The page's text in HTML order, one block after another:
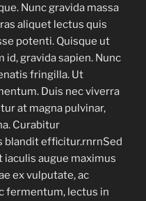
Nunc gravida massa
aliquet lectus quis
potenti. Quisque ut
gravida sapien. Nunc
fringilla. Ut
Duis nec viverra
at magna pulvinar,
Curabitur
blandit efficitur.rnrnSed
augue maximus
ex vulputate, ac
fermentum, lectus in